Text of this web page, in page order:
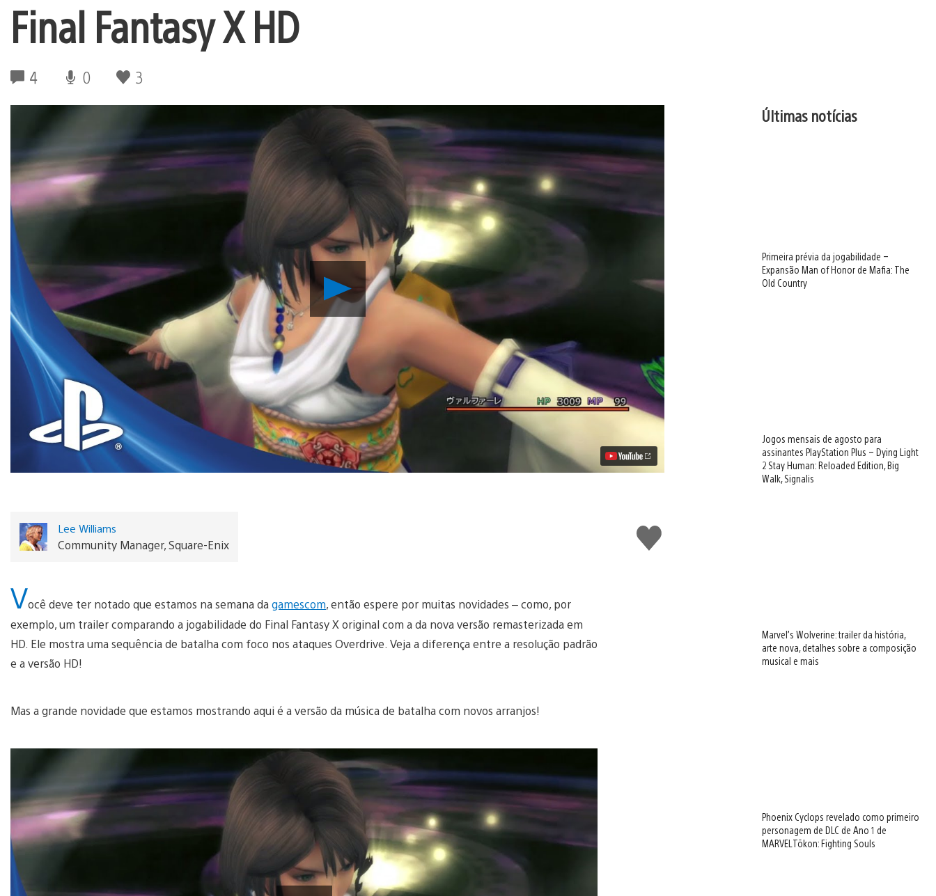
Final Fantasy X HD
4 0 3
Reproduzir
Gamescom
2013:
A
Música
Remasterizada
de
Final
Fantasy
X
HD
Vídeo
Curtir
Lee Williams
Community Manager, Square-Enix
Você deve ter notado que estamos na semana da gamescom, então espere por muitas novidades – como, por
exemplo, um trailer comparando a jogabilidade do Final Fantasy X original com a da nova versão remasterizada em
HD. Ele mostra uma sequência de batalha com foco nos ataques Overdrive. Veja a diferença entre a resolução padrão
e a versão HD!
Mas a grande novidade que estamos mostrando aqui é a versão da música de batalha com novos arranjos!
Últimas notícias
Primeira prévia da jogabilidade –
Expansão Man of Honor de Mafia: The
Old Country
Jogos mensais de agosto para
assinantes PlayStation Plus – Dying Light
2 Stay Human: Reloaded Edition, Big
Walk, Signalis
Marvel’s Wolverine: trailer da história,
arte nova, detalhes sobre a composição
musical e mais
Phoenix Cyclops revelado como primeiro
personagem de DLC de Ano 1 de
MARVEL Tōkon: Fighting Souls